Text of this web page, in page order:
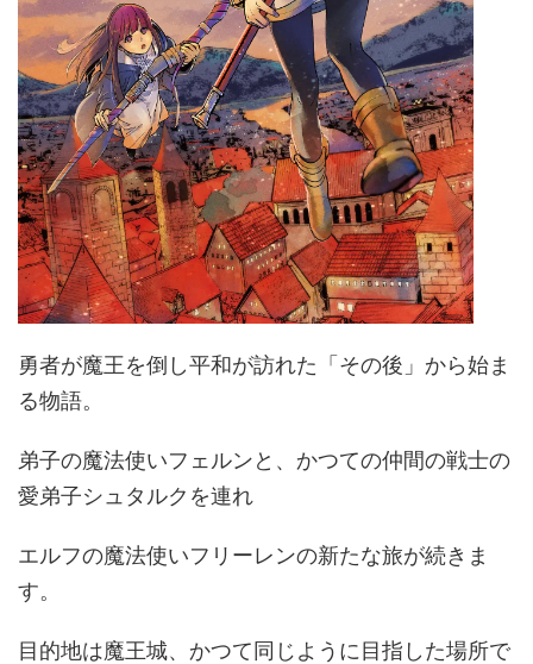
勇者が魔王を倒し平和が訪れた「その後」から始ま
る物語。
弟子の魔法使いフェルンと、かつての仲間の戦士の
愛弟子シュタルクを連れ
エルフの魔法使いフリーレンの新たな旅が続きま
す。
目的地は魔王城、かつて同じように目指した場所で